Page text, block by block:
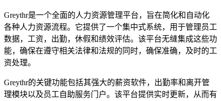
Greythr是一个全面的人力资源管理平台，旨在简化和自动化
各种人力资源流程。它提供了一个集中式系统，用于管理员工
数据，工资，出勤，休假和绩效评估。该平台无缝集成这些功
能，确保在遵守相关法律和法规的同时，确保准确，及时的工
资处理。
Greythr的关键功能包括其强大的薪资软件，出勤率和离开管
理模块以及员工自助服务门户。该平台提供实时更新，从而有